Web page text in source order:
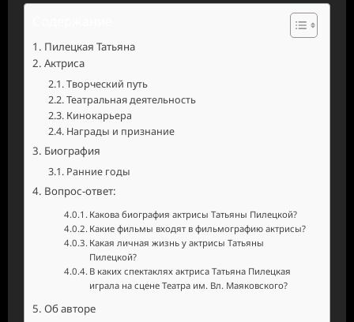
Пилецкая Татьяна
Актриса
Творческий путь
Театральная деятельность
Кинокарьера
Награды и признание
Биография
Ранние годы
Вопрос-ответ:
Какова биография актрисы Татьяны Пилецкой?
Какие фильмы входят в фильмографию актрисы?
Какая личная жизнь у актрисы Татьяны
Пилецкой?
В каких спектаклях актриса Татьяна Пилецкая
играла на сцене Театра им. Вл. Маяковского?
Об авторе